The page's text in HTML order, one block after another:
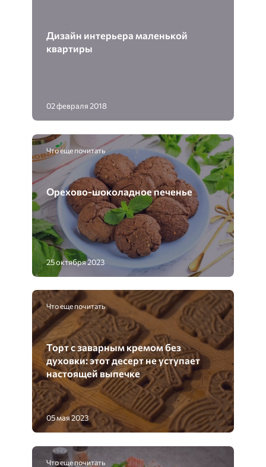
Дизайн интерьера маленькой
квартиры
02 февраля 2018
Что еще почитать
Орехово-шоколадное печенье
25 октября 2023
Что еще почитать
Торт с заварным кремом без
духовки: этот десерт не уступает
настоящей выпечке
05 мая 2023
Что еще почитать